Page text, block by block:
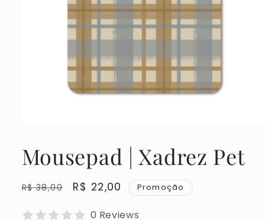
na
janela
Mousepad | Xadrez Pet
Preço
R$ 38,00
Preço
R$ 22,00 Promoção
0 Reviews